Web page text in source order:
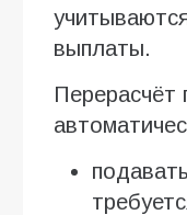
выплаты.
Перерасчёт